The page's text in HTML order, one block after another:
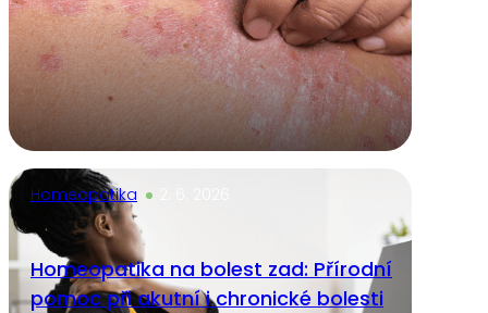
Homeopatika
Homeopatika na bolest zad: Přírodní
pomoc při akutní i chronické bolesti